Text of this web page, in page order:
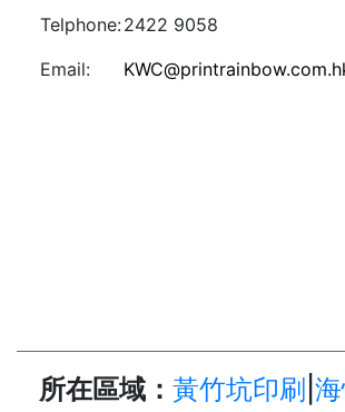
Telphone:2422 9058
Email:
所在區域： 黃竹坑印刷